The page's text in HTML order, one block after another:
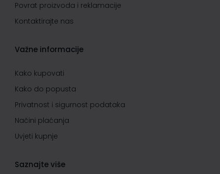
Povrat proizvoda i reklamacije
Kontaktirajte nas
Važne informacije
Kako kupovati
Kako do popusta
Privatnost i sigurnost podataka
Načini plaćanja
Uvjeti kupnje
Saznajte više